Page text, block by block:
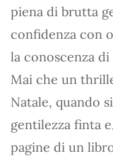
piena di brutta
confidenza con
la conoscenza
Mai che un
Natale, quando
gentilezza finta
pagine di un